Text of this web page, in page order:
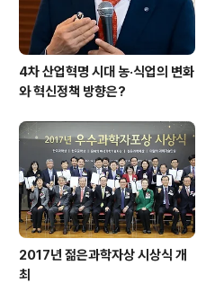
4차 산업혁명 시대 농·식업의 변화
와 혁신정책 방향은?
2017년 젊은과학자상 시상식 개
최